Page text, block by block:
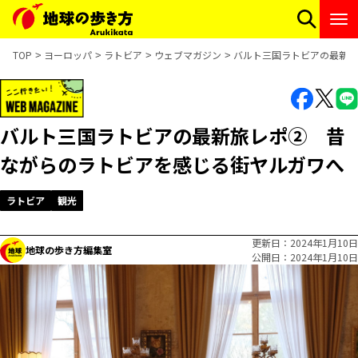
TOP ヨーロッパ ラトビア ウェブマガジン バルト三国ラトビアの最新
バルト三国ラトビアの最新旅レポ② 昔
ながらのラトビアを感じる街ヤルガワへ
ラトビア 観光
地球の歩き方編集室
更新日
2024年1月10日
公開日
2024年1月10日